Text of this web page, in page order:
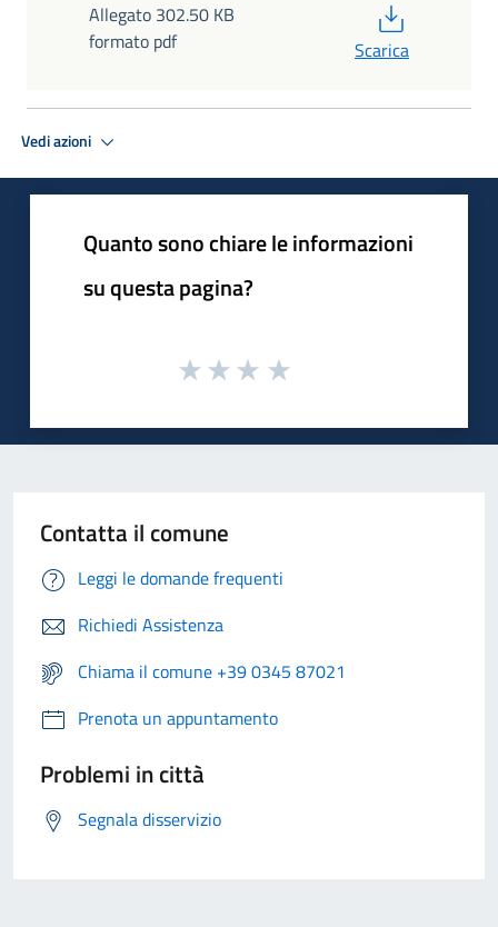
Allegato 302.50 KB
formato pdf
Scarica
Vedi azioni
Quanto sono chiare le informazioni
su questa pagina?
Contatta il comune
Leggi le domande frequenti
Richiedi Assistenza
Chiama il comune +39 0345 87021
Prenota un appuntamento
Problemi in città
Segnala disservizio